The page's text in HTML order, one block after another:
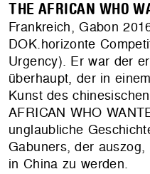
THE AFRICAN WHO
Frankreich, Gabon
DOK.horizonte
Urgency). Er war der
überhaupt, der in
Kunst des
AFRICAN WHO
unglaubliche
Gabuners, der
in China zu werden.